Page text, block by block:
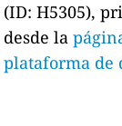
(ID: H5305),
desde la
plataforma de